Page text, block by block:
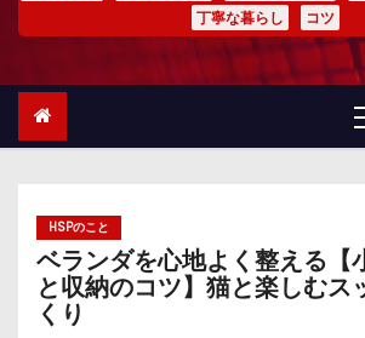
丁寧な暮らし
コツ
HSPのこと
ベランダを心地よく整える【
と収納のコツ】猫と楽しむス
くり